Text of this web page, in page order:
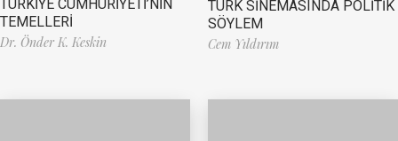
TÜRKİYE CUMHURİYETİ’NİN
TEMELLERİ
Dr. Önder K. Keskin
TÜRK SİNEMASINDA POLİTİK
SÖYLEM
Cem Yıldırım